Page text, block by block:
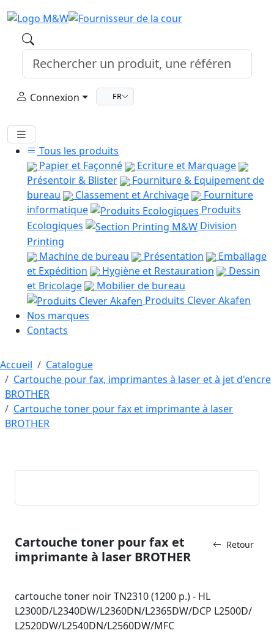
Connexion FR
Tous les produits
Papier et Façonné
Ecriture et Marquage
Présentoir & Blister
Fourniture & Equipement de
bureau
Classement et Archivage
Fourniture
informatique
Produits
Ecologiques
Division
Printing
Machine de bureau
Présentation
Emballage
et Expédition
Hygiène et Restauration
Dessin
et Bricolage
Mobilier de bureau
Produits Clever Akafen
Nos marques
Contacts
Accueil
Catalogue
Cartouche pour fax, imprimantes à laser et à jet d'encre
BROTHER
Cartouche toner pour fax et imprimante à laser
BROTHER
Retour
Cartouche toner pour fax et
imprimante à laser BROTHER
cartouche toner noir TN2310 (1200 p.) - HL
L2300D/L2340DW/L2360DN/L2365DW/DCP L2500D/
L2520DW/L2540DN/L2560DW/MFC